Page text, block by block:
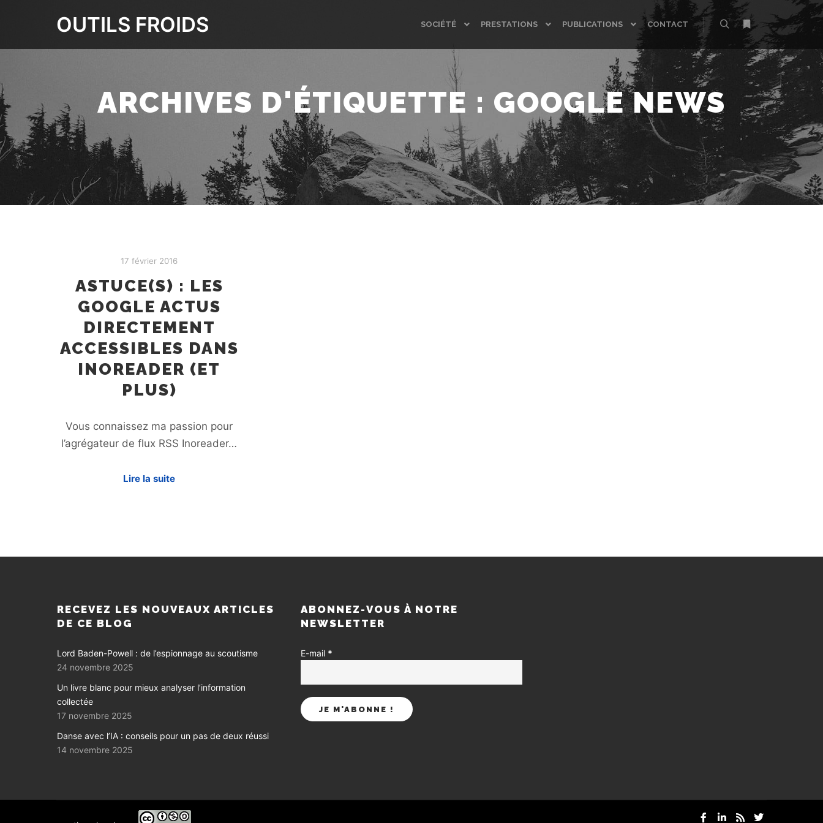
OUTILS FROIDS SOCIÉTÉ PRESTATIONS PUBLICATIONS
CONTACT
Rechercher
Plus d’infos
ARCHIVES D'ÉTIQUETTE : GOOGLE NEWS
17 février 2016
ASTUCE(S) : LES
GOOGLE ACTUS
DIRECTEMENT
ACCESSIBLES DANS
INOREADER (ET
PLUS)
Vous connaissez ma passion pour
l’agrégateur de flux RSS Inoreader…
Lire la suite
RECEVEZ LES NOUVEAUX ARTICLES
DE CE BLOG
Lord Baden-Powell : de l’espionnage au scoutisme
24 novembre 2025
Un livre blanc pour mieux analyser l’information
collectée
17 novembre 2025
Danse avec l’IA : conseils pour un pas de deux réussi
14 novembre 2025
ABONNEZ-VOUS À NOTRE
NEWSLETTER
E-mail *